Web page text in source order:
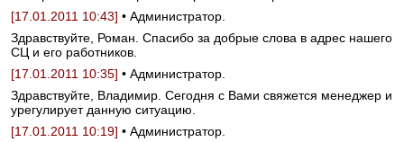
[17.01.2011 10:43] • Администратор.
Здравствуйте, Роман. Спасибо за добрые слова в адрес нашего
СЦ и его работников.
[17.01.2011 10:35] • Администратор.
Здравствуйте, Владимир. Сегодня с Вами свяжется менеджер и
урегулирует данную ситуацию.
[17.01.2011 10:19] • Администратор.